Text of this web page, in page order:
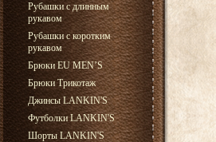
Рубашки с длинным
рукавом
Рубашки с коротким
рукавом
Брюки EU MEN’S
Брюки Трикотаж
Джинсы LANKIN'S
Футболки LANKIN'S
Шорты LANKIN'S